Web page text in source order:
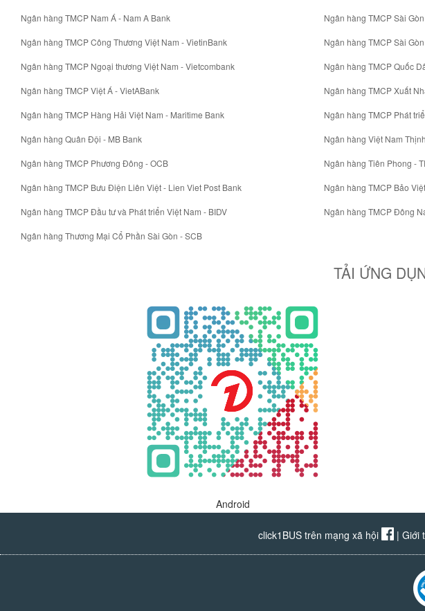
Ngân hàng TMCP Nam Á - Nam A Bank
Ngân hàng TMCP Công Thương Việt Nam - VietinBank
Ngân hàng TMCP Ngoại thương Việt Nam - Vietcombank
Ngân hàng TMCP Việt Á - VietABank
Ngân hàng TMCP Hàng Hải Việt Nam - Maritime Bank
Ngân hàng Quân Đội - MB Bank
Ngân hàng TMCP Phương Đông - OCB
Ngân hàng TMCP Bưu Điện Liên Việt - Lien Viet Post Bank
Ngân hàng TMCP Đầu tư và Phát triển Việt Nam - BIDV
Ngân hàng Thương Mại Cổ Phần Sài Gòn - SCB
Ngân hàng TMCP Sài
Ngân hàng TMCP Sài
Ngân hàng TMCP Quốc
Ngân hàng TMCP Xuất
Ngân hàng TMCP Phát
Ngân hàng Việt Nam
Ngân hàng Tiên Phong -
Ngân hàng TMCP Bảo
Ngân hàng TMCP Đông
TẢI ỨNG
Android
click1BUS trên mạng xã hội | Giới